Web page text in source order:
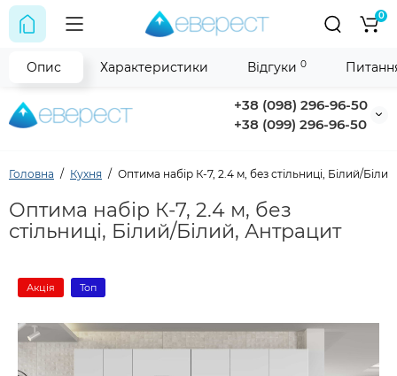
+38 (098) 296-96-50
+38 (099) 296-96-50
0
Головна Кухня Оптима набір К-7, 2.4 м, без стільниці, Білий/
Оптима набір К-7, 2.4 м, без
стільниці, Білий/Білий, Антрацит
Акція Топ
Опис Характеристики Відгуки 0